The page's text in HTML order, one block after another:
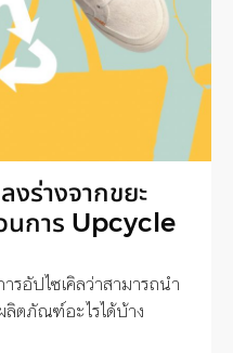
งร่างจากขยะ
นการ Upcycle
รอัปไซเคิลว่าสามารถนำ
ลิตภัณฑ์อะไรได้บ้าง